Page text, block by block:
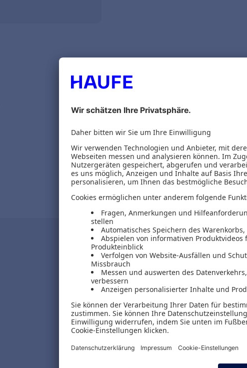
Versand & Zahlungsarten
Versandpauschalen
Kostenlose Rücksendungen